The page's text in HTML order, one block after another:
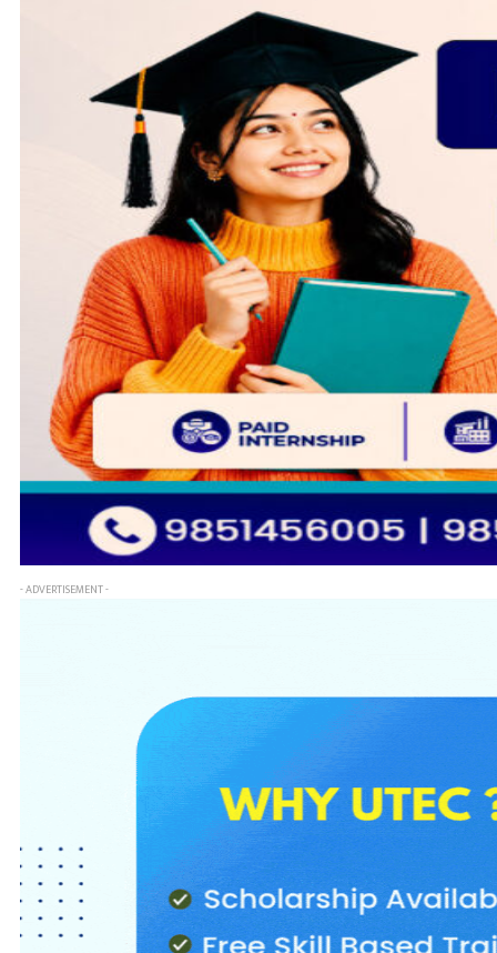
- ADVERTISEMENT -